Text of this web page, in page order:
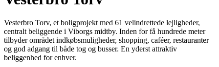
Vesterbro Torv, et boligprojekt med 61 velindrettede lejligheder,
centralt beliggende i Viborgs midtby. Inden for få hundrede meter
tilbyder området indkøbsmuligheder, shopping, caféer, restauranter
og god adgang til både tog og busser. En yderst attraktiv
beliggenhed for enhver.